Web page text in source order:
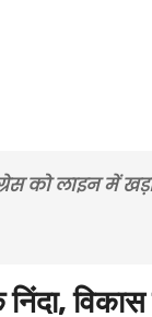
को लाइन में